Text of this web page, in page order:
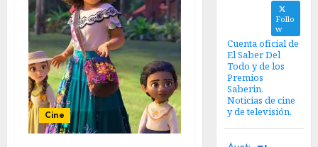
Cine
Follo
w
Cuenta oficial de
El Saber Del
Todo y de los
Premios
Saberin.
Noticias de cine
y de televisión.